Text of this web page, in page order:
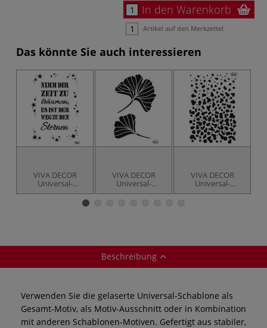
In den Warenkorb
Artikel auf den Merkzettel
Das könnte Sie auch interessieren
VIVA DECOR
Universal-
Schablone, Nimm
VIVA DECOR
Universal-
Schablone,
VIVA DECOR
Universal-
Schablone,
Beschreibung
Verwenden Sie die gelaserte Universal-Schablone als
Gesamt-Motiv, als Motiv-Ausschnitt oder in Kombination
mit anderen Schablonen-Motiven. Gefertigt aus stabiler,